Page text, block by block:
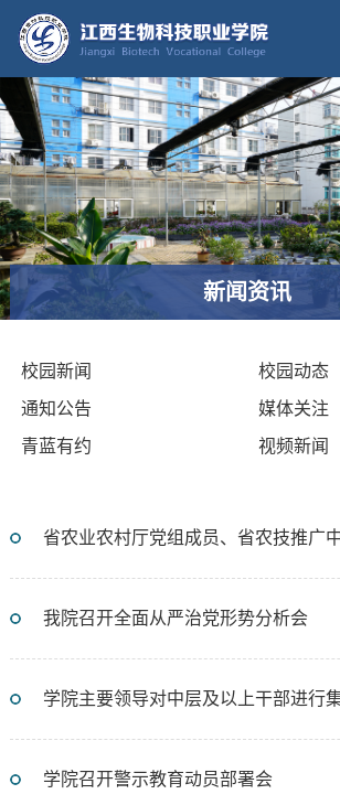
新闻资讯
校园新闻
校园动态
通知公告
媒体关注
青蓝有约
视频新闻
我院召开全面从严治党形势分析会
学院召开警示教育动员部署会